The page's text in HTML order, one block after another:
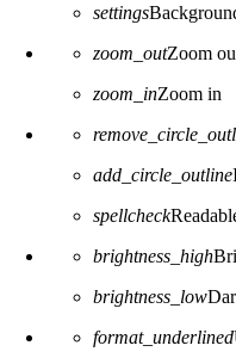
settings
zoom_outZoom
zoom_inZoom in
add_circle_outline
spellcheck
brightness_high
brightness_low
format_underlined